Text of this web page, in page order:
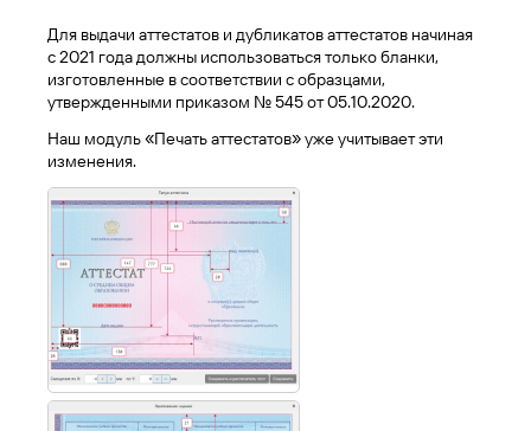
Для выдачи аттестатов и дубликатов аттестатов начиная
с 2021 года должны использоваться только бланки,
изготовленные в соответствии с образцами,
утвержденными приказом № 545 от 05.10.2020.
Наш модуль «Печать аттестатов» уже учитывает эти
изменения.